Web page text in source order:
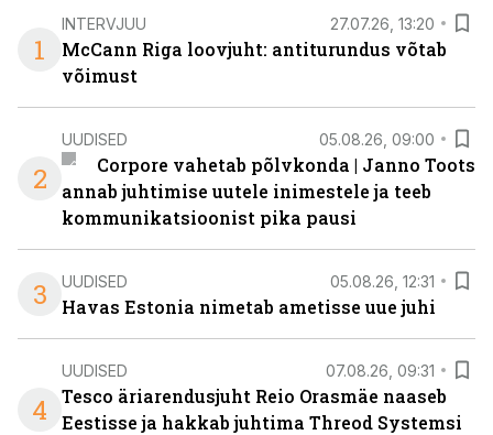
1
INTERVJUU 27.07.26, 13:20
McCann Riga loovjuht: antiturundus võtab
võimust
2
UUDISED 05.08.26, 09:00
Corpore vahetab põlvkonda | Janno Toots
annab juhtimise uutele inimestele ja teeb
kommunikatsioonist pika pausi
3 UUDISED 05.08.26, 12:31
Havas Estonia nimetab ametisse uue juhi
4
UUDISED 07.08.26, 09:31
Tesco äriarendusjuht Reio Orasmäe naaseb
Eestisse ja hakkab juhtima Threod Systemsi